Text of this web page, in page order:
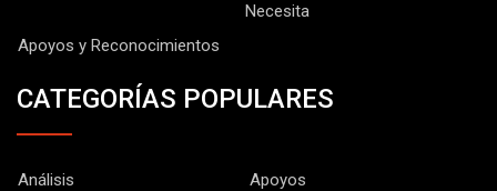
Necesita
Apoyos y Reconocimientos
CATEGORÍAS POPULARES
Análisis
Apoyos